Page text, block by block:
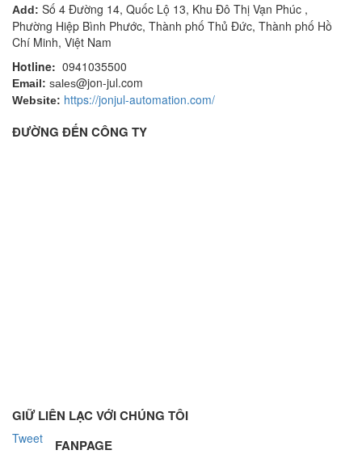
Add: Số 4 Đường 14, Quốc Lộ 13, Khu Đô Thị Vạn Phúc ,
Phường Hiệp Bình Phước, Thành phố Thủ Đức, Thành phố Hồ
Chí Minh, Việt Nam
Hotline: 0941035500
Email: sales@jon-jul.com
Website: https://jonjul-automation.com/
ĐƯỜNG ĐẾN CÔNG TY
GIỮ LIÊN LẠC VỚI CHÚNG TÔI
Tweet FANPAGE